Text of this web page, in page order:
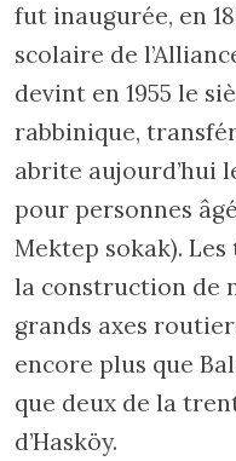
fut inaugurée, en
scolaire de
devint en 1955 le
rabbinique,
abrite aujourd’hui
pour personnes
Mektep sokak).
la construction de
grands axes
encore plus que
que deux de la
d’Hasköy.